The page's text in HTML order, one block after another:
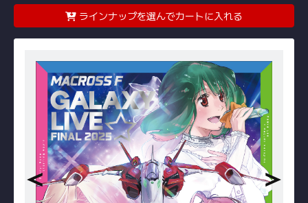
ラインナップを選んでカートに入れる